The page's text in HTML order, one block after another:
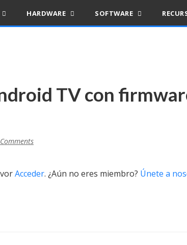
HARDWARE SOFTWARE
TV con
Acceder. ¿Aún no eres miembro? Únete a